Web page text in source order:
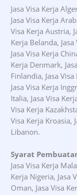
Jasa Visa Kerja
Jasa Visa Kerja
Visa Kerja Austria,
Kerja Belanda,
Jasa Visa Kerja
Kerja Denmark,
Finlandia, Jasa
Jasa Visa Kerja
Italia, Jasa Visa
Visa Kerja
Visa Kerja Kroasia,
Libanon.
Syarat
Jasa Visa Kerja
Kerja Nigeria, Jasa
Oman, Jasa Visa